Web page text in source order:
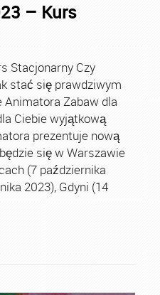
– Kurs
Stacjonarny Czy
stać się prawdziwym
Zabaw dla
Ciebie wyjątkową
prezentuje nową
się w Warszawie
(7 października
2023), Gdyni (14